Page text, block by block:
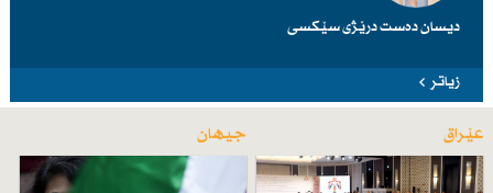
دیسان دەست درێژی سێكسی
زیاتر
عێراق جیهان